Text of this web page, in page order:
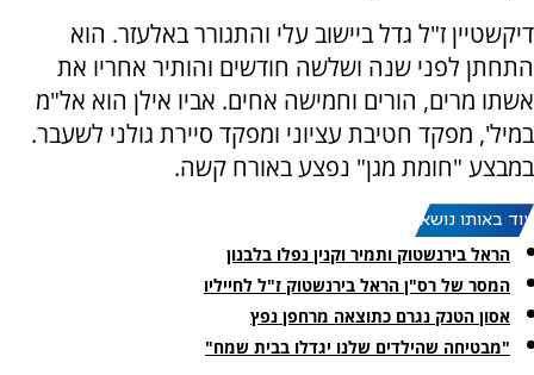
דיקשטיין ז"ל גדל ביישוב עלי והתגורר באלעזר. הוא
התחתן לפני שנה ושלשה חודשים והותיר אחריו את
אשתו מרים, הורים וחמישה אחים. אביו אילן הוא אל"מ
במיל', מפקד חטיבת עציוני ומפקד סיירת גולני לשעבר.
במבצע "חומת מגן" נפצע באורח קשה.
עוד באותו נושא:
הראל בירנשטוק ותמיר וקנין נפלו בלבנון
המסר של רס"ן הראל בירנשטוק ז"ל לחייליו
אסון הטנק נגרם כתוצאה מרחפן נפץ
"מבטיחה שהילדים שלנו יגדלו בבית שמח"